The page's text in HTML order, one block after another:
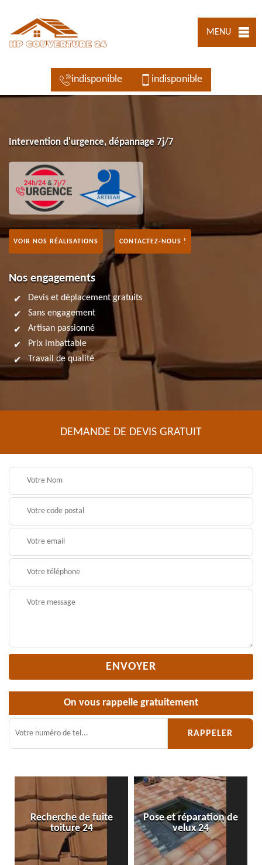
MENU
indisponible indisponible
Intervention d'urgence, dépannage 7j/7
VOIR NOS RÉALISATIONS CONTACTEZ-NOUS !
Nos engagements
Devis et déplacement gratuits
Sans engagement
Artisan passionné
Prix imbattable
Travail de qualité
DEMANDE DE DEVIS GRATUIT
On vous rappelle gratuitement
Recherche de fuite
toiture 24
Pose et réparation de
velux 24